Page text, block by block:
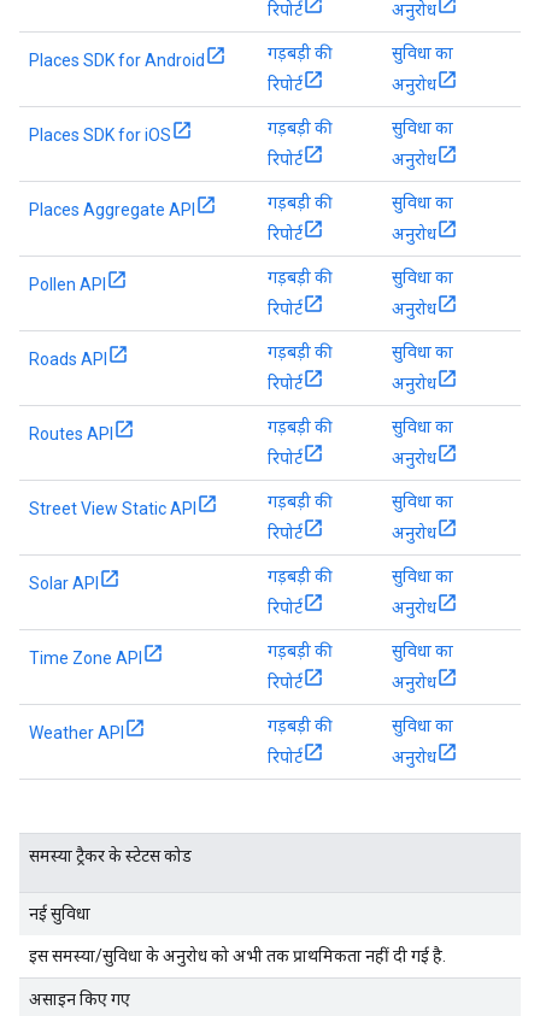
रिपोर्ट अनुरोध
Places SDK for Android
गड़बड़ी की
रिपोर्ट
सुविधा का
अनुरोध
Places SDK for iOS
गड़बड़ी की
रिपोर्ट
सुविधा का
अनुरोध
Places Aggregate API
गड़बड़ी की
रिपोर्ट
सुविधा का
अनुरोध
Pollen API
गड़बड़ी की
रिपोर्ट
सुविधा का
अनुरोध
Roads API
गड़बड़ी की
रिपोर्ट
सुविधा का
अनुरोध
Routes API
गड़बड़ी की
रिपोर्ट
सुविधा का
अनुरोध
Street View Static API
गड़बड़ी की
रिपोर्ट
सुविधा का
अनुरोध
Solar API
गड़बड़ी की
रिपोर्ट
सुविधा का
अनुरोध
Time Zone API
गड़बड़ी की
रिपोर्ट
सुविधा का
अनुरोध
Weather API
गड़बड़ी की
रिपोर्ट
सुविधा का
अनुरोध
समस्या ट्रैकर के स्टेटस कोड
नई सुविधा
इस समस्या/सुविधा के अनुरोध को अभी तक प्राथमिकता नहीं दी गई है.
असाइन किए गए